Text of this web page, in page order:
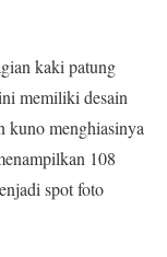
kaki patung
memiliki desain
kuno menghiasinya
108
spot foto